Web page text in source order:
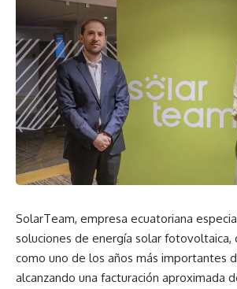
SolarTeam, empresa ecuatoriana
soluciones de energía solar fotovoltaica,
como uno de los años más importantes
alcanzando una facturación aproximada